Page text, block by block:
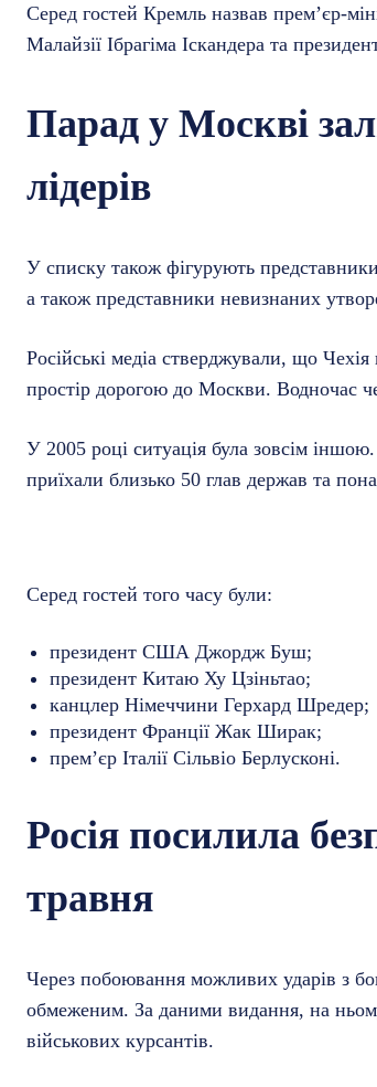
Серед гостей Кремль назвав прем’єр-
Малайзії Ібрагіма Іскандера та
Парад у Москві
лідерів
У списку також фігурують представники
а також представники невизнаних
Російські медіа стверджували, що
простір дорогою до Москви. Водночас
У 2005 році ситуація була зовсім
приїхали близько 50 глав держав та
Серед гостей того часу були:
президент США Джордж Буш;
президент Китаю Ху Цзіньтао;
канцлер Німеччини Герхард Шредер;
президент Франції Жак Ширак;
прем’єр Італії Сільвіо Берлусконі.
Росія посилила
травня
Через побоювання можливих ударів з
обмеженим. За даними видання, на
військових курсантів.